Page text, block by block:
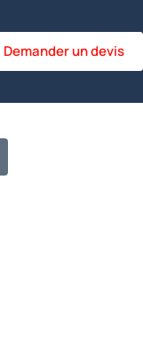
Demander un devis